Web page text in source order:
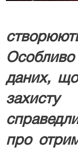
даних, що
про